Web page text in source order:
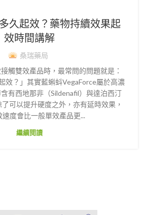
久起效？藥物持續效果起
效時間講解
桑瑞藥局
觸雙效產品時，最常問的問題就是：
效？」其實藍蝌蚪VegaForce屬於高濃
有西地那非（Sildenafil）與達泊西汀
了可以提升硬度之外，亦有延時效果，
速度會比一般單效產品更...
繼續閱讀